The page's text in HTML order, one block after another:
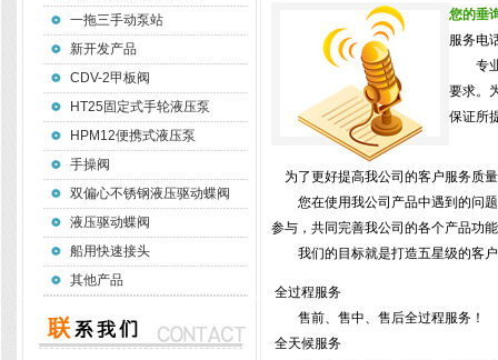
一拖三手动泵站
新开发产品
CDV-2甲板阀
HT25固定式手轮液压泵
HPM12便携式液压泵
手操阀
双偏心不锈钢液压驱动蝶阀
液压驱动蝶阀
船用快速接头
其他产品
您的垂
服务电
专
要求。
保证所
为了更好提高我公司的客户服务质
您在使用我公司产品中遇到的问题
参与，共同完善我公司的各个产品功
我们的目标就是打造五星级的客户
全过程服务
售前、售中、售后全过程服务！
全天候服务